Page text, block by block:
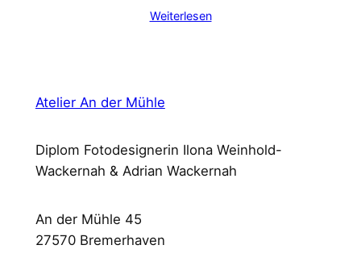
Weiterlesen
Atelier An der Mühle
Diplom Fotodesignerin Ilona Weinhold-
Wackernah & Adrian Wackernah
An der Mühle 45
27570 Bremerhaven